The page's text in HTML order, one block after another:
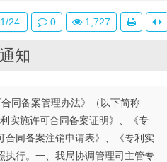
知
同备案管理办法》（以下简称
实施许可合同备案证明》、《专
合同备案注销申请表》、《专利实
执行。一、我局协调管理司主管专
24 0 1,727